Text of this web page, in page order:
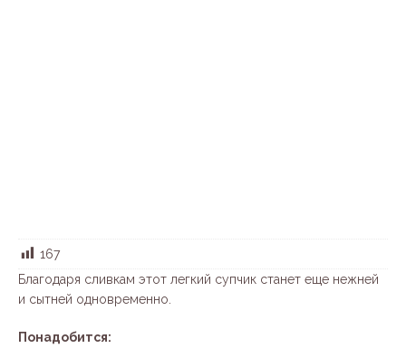
167
Благодаря сливкам этот легкий супчик станет еще нежней
и сытней одновременно.
Понадобится: